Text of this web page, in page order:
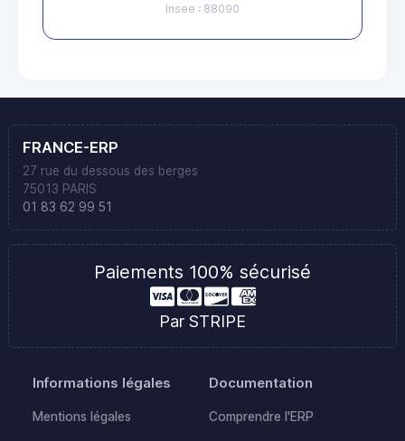
Insee : 88090
FRANCE-ERP
27 rue du dessous des berges
75013 PARIS
01 83 62 99 51
Paiements 100% sécurisé
Par STRIPE
Informations légales
Mentions légales
Documentation
Comprendre l'ERP